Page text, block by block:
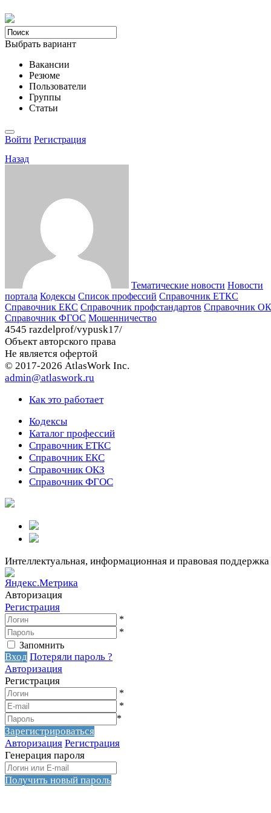
Выбрать вариант
Вакансии
Резюме
Пользователи
Группы
Статьи
Войти Регистрация
Назад
Тематические новости Новости
портала Кодексы Cписок профессий Справочник ЕТКС
Справочник ЕКС Справочник профстандартов Справочник
Справочник ФГОС Мошенничество
4545 razdelprof/vypusk17/
Объект авторского права
Не является офертой
© 2017-2026 AtlasWork Inc.
admin@atlaswork.ru
Как это работает
Кодексы
Каталог профессий
Справочник ЕТКС
Справочник ЕКС
Справочник ОКЗ
Справочник ФГОС
Интеллектуальная, информационная и правовая поддержка
Авторизация
Регистрация
*
*
Запомнить
Вход Потеряли пароль ?
Авторизация
Регистрация
*
*
*
Зарегистрироваться
Авторизация Регистрация
Генерация пароля
Получить новый пароль